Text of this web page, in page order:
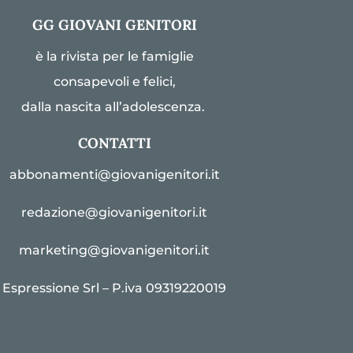
GG GIOVANI GENITORI
è la rivista per le famiglie
consapevoli e felici,
dalla nascita all’adolescenza.
CONTATTI
abbonamenti@giovanigenitori.it
redazione@giovanigenitori.it
marketing@giovanigenitori.it
Espressione Srl – P.iva 09319220019